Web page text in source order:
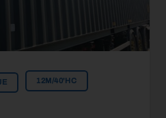
12M/40'HC